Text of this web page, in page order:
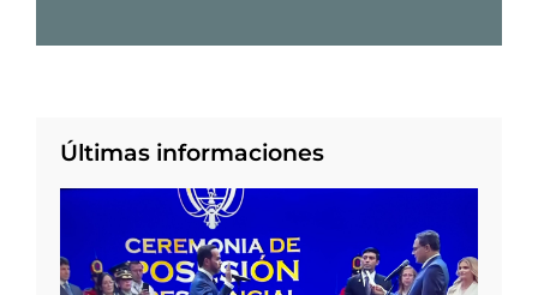
Últimas informaciones